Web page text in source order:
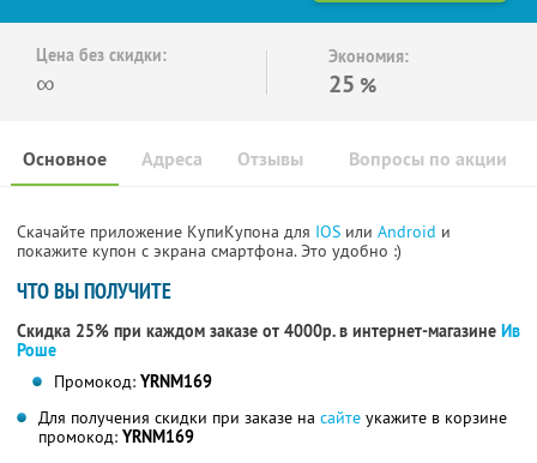
Цена без скидки:
∞
Экономия:
25 %
Основное Отзывы Вопросы по акции
Адреса
Скачайте приложение КупиКупона для IOS или Android и
покажите купон с экрана смартфона. Это удобно :)
ЧТО ВЫ ПОЛУЧИТЕ
Скидка 25% при каждом заказе от 4000р. в интернет-магазине Ив
Роше
Промокод: YRNM169
Для получения скидки при заказе на сайте укажите в корзине
промокод: YRNM169